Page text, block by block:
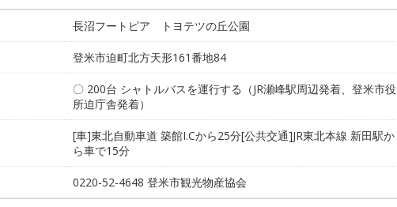
長沼フートピア トヨテツの丘公園
登米市迫町北方天形161番地84
〇 200台 シャトルバスを運行する（JR瀬峰駅周辺発着、登米市役
所迫庁舎発着）
[車]東北自動車道 築館I.Cから25分[公共交通]JR東北本線 新田駅か
ら車で15分
0220-52-4648 登米市観光物産協会